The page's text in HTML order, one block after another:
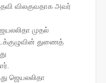
விலகுவதாக அவர்
முதல்
துணைத்
ஜெயலலிதா